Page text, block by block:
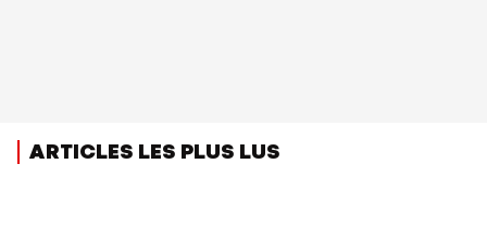
ARTICLES LES PLUS LUS